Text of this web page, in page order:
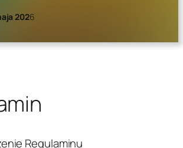
2026
Regulaminu